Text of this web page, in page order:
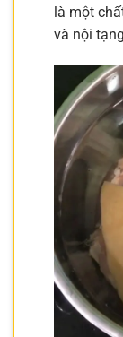
là một
và nội